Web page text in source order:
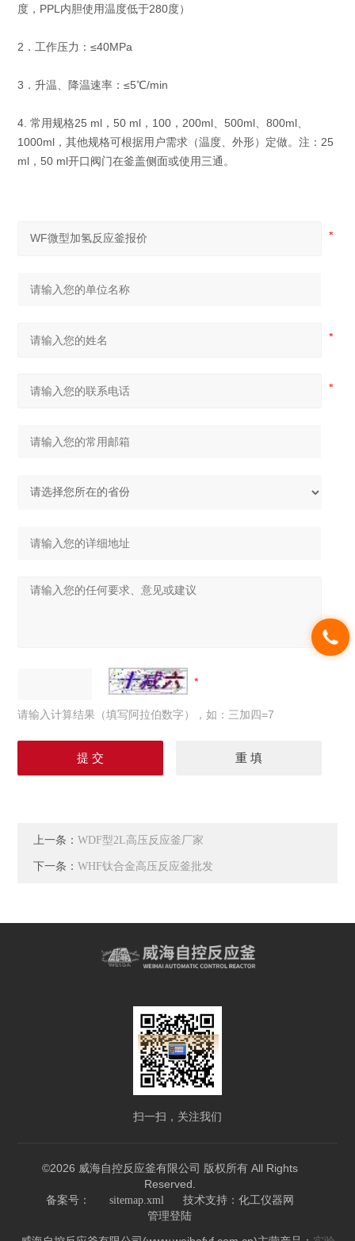
度，PPL内胆使用温度低于280度）
2．工作压力：≤40MPa
3．升温、降温速率：≤5℃/min
4. 常用规格25 ml，50 ml，100，200ml、500ml、800ml、
1000ml，其他规格可根据用户需求（温度、外形）定做。注：25
ml，50 ml开口阀门在釜盖侧面或使用三通。
请输入计算结果（填写阿拉伯数字），如：三加四=7
上一条：WDF型2L高压反应釜厂家
下一条：WHF钛合金高压反应釜批发
扫一扫，关注我们
©2026 威海自控反应釜有限公司 版权所有 All Rights
Reserved.
备案号： sitemap.xml 技术支持： 化工仪器网
管理登陆